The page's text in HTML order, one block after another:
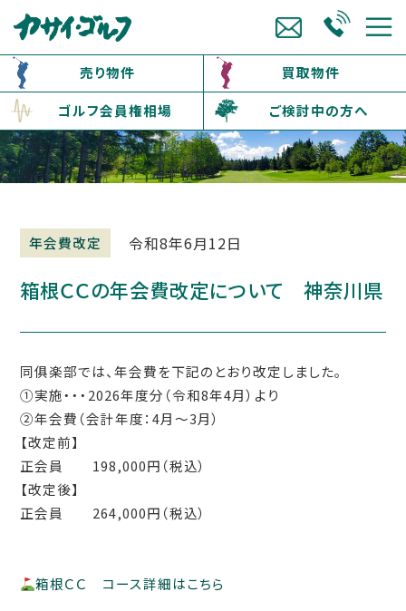
売り物件
買取物件
ゴルフ会員権相場
ご検討中の方へ
年会費改定 令和8年6月12日
箱根ＣＣの年会費改定について 神奈川県
同俱楽部では、年会費を下記のとおり改定しました。
①実施・・・ 2026年度分（令和8年4月）より
②年会費（会計年度：4月～3月）
【改定前】
正会員 198,000円（税込）
【改定後】
正会員 264,000円（税込）
箱根ＣＣ コース詳細はこちら